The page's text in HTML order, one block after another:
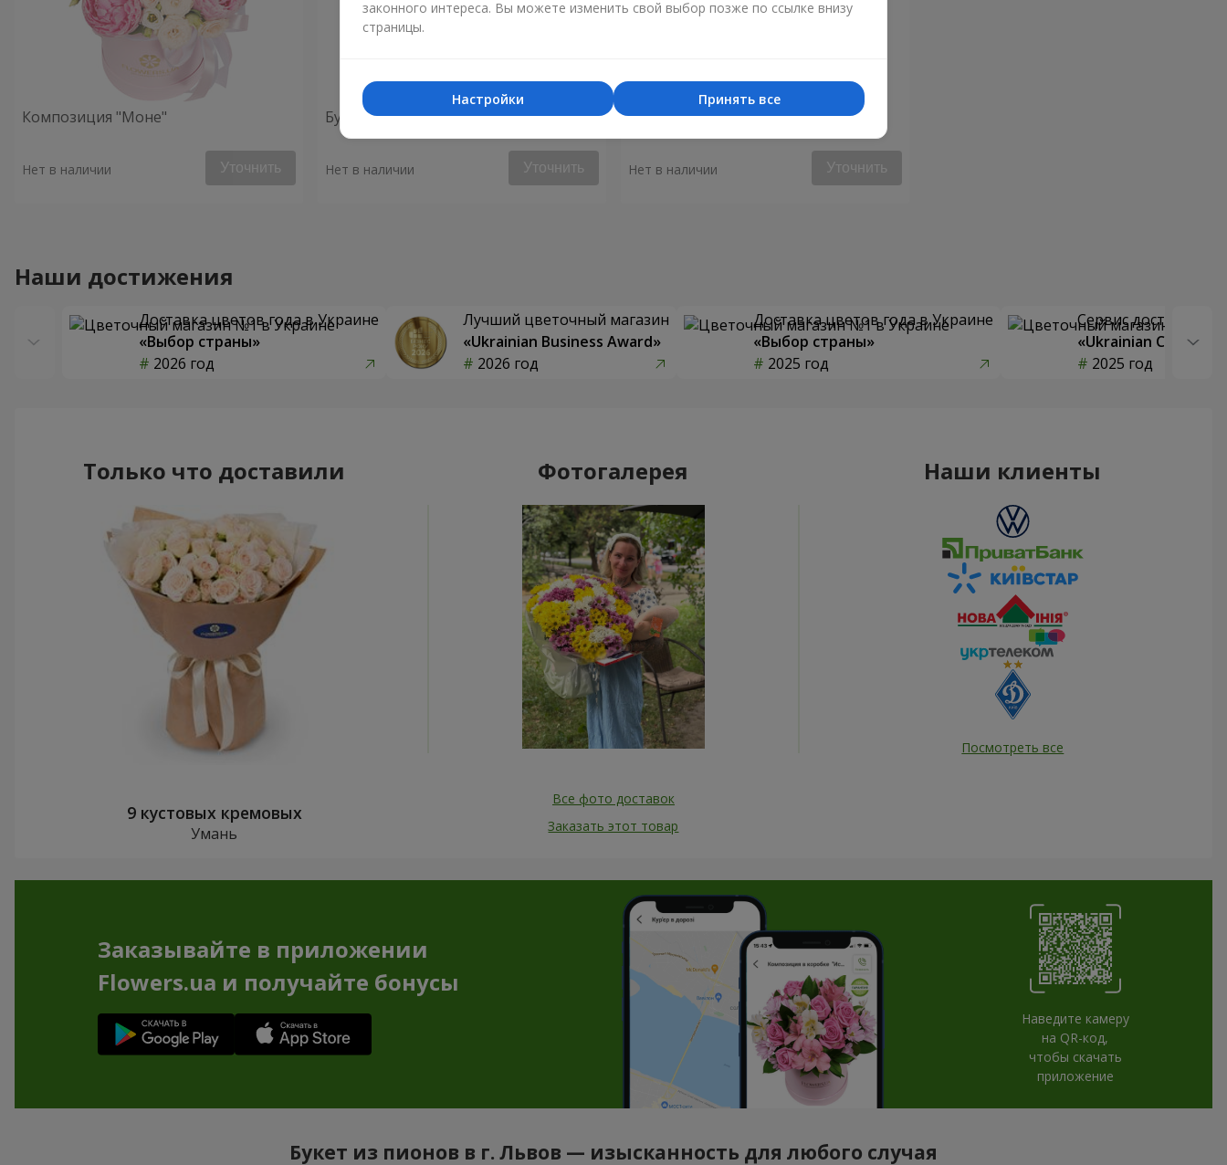
Композиция "Моне"
Нет в наличии Уточнить
Букет "Услышь моё сердце"
Нет в наличии Уточнить
Букет "Аделия"
Нет в наличии Уточнить
Наши достижения
Доставка цветов года в Украине
«Выбор страны»
2026 год
Лучший цветочный магазин
«Ukrainian Business Award»
2026 год
Доставка цветов года в Украине
«Выбор страны»
2025 год
Сервис доставки
«Ukrainian Choice»
2025 год
Только что доставили
9 кустовых кремовых
Умань
Фотогалерея
Все фото доставок
Заказать этот товар
Наши клиенты
Посмотреть все
Заказывайте в приложении
Flowers.ua и получайте бонусы
Наведите камеру
на QR-код,
чтобы скачать
приложение
Букет из пионов в г. Львов — изысканность для любого случая
законного интереса. Вы можете изменить свой выбор позже по ссылке внизу
страницы.
Принять все
Настройки